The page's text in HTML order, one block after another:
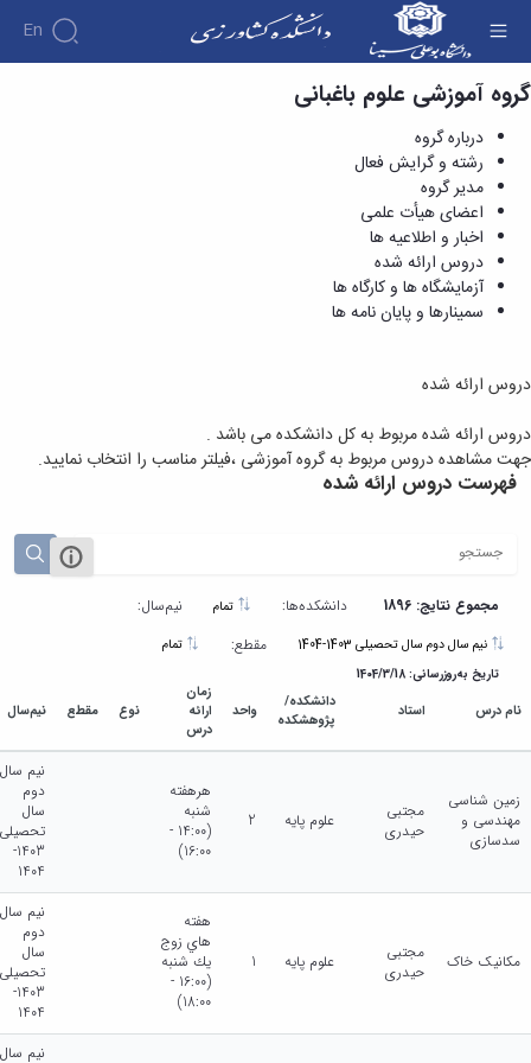
En
دروس ارائه شده - دانشکده کشاورزی
گروه آموزشی علوم باغبانی
درباره گروه
رشته و گرایش فعال
مدیر گروه
اعضای هیأت علمی
اخبار و اطلاعیه ها
دروس ارائه شده
آزمایشگاه ها و کارگاه ها
سمینارها و پایان نامه ها
دروس ارائه شده
دروس ارائه شده مربوط به کل دانشکده می باشد .
جهت مشاهده دروس مربوط به گروه آموزشی ،فیلتر مناسب را انتخاب نمایید.
فهرست دروس ارائه شده
مجموع نتایج: 1896 دانشکده‌ها: نیم‌سال:
مقطع: تمام
تاریخ به‌روزرسانی: 1404/3/18
نام درس استاد
دانشکده/
پژوهشکده
واحد
زمان
ارائه
درس
نوع مقطع نیم‌سال
زمین شناسی
مهندسی و
سدسازی
مجتبی
حیدری
علوم پایه 2
هرهفته
شنبه
(14:00 -
16:00)
نیم سال
دوم
سال
تحصیلی
1403-
1404
مکانیک خاک
مجتبی
حیدری
علوم پایه 1
هفته
هاي زوج
يك شنبه
(16:00 -
18:00)
نیم سال
دوم
سال
تحصیلی
1403-
1404
نیم سال